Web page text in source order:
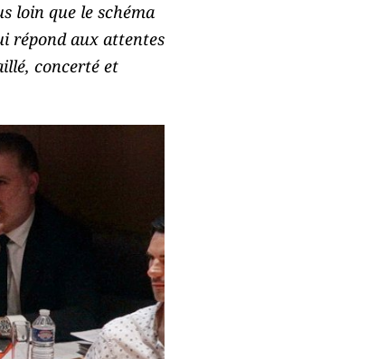
loin que le schéma
répond aux attentes
concerté et